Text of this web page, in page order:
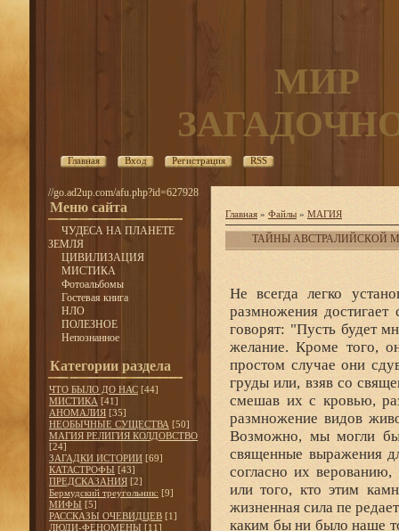
МИР
Главная Вход Регистрация RSS
//go.ad2up.com/afu.php?id=627928
Меню сайта
ЧУДЕСА НА ПЛАНЕТЕ
ЗЕМЛЯ
ЦИВИЛИЗАЦИЯ
МИСТИКА
Фотоальбомы
Гостевая книга
НЛО
ПОЛЕЗНОЕ
Непознанное
Категории раздела
ЧТО БЫЛО ДО НАС [44]
МИСТИКА [41]
АНОМАЛИЯ [35]
НЕОБЫЧНЫЕ СУЩЕСТВА [50]
МАГИЯ РЕЛИГИЯ КОЛДОВСТВО
[24]
ЗАГАДКИ ИСТОРИИ [69]
КАТАСТРОФЫ [43]
ПРЕДСКАЗАНИЯ [2]
Бермудский треугольник: [9]
МИФЫ [5]
РАССКАЗЫ ОЧЕВИДЦЕВ [1]
ЛЮДИ-ФЕНОМЕНЫ [11]
Главная » Файлы » МАГИЯ
ТАЙНЫ АВСТРАЛИЙСКОЙ
Не всегда легко
размножения достигает
говорят: "Пусть будет
желание. Кроме того,
простом случае они
груды или, взяв со
смешав их с кровью,
размножение видов
Возможно, мы могли бы
священные выражения
согласно их
или того, кто этим
жизненная сила пе
каким бы ни было наше